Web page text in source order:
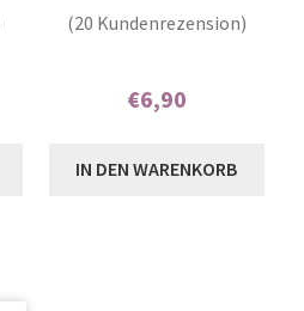
Kundenbewer
(20 Kundenrezension)
€6,90
IN DEN WARENKORB